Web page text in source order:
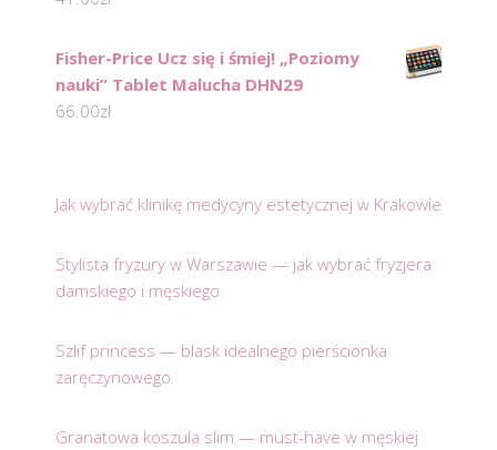
Fisher-Price Ucz się i śmiej! „Poziomy
nauki” Tablet Malucha DHN29
66.00zł
Jak wybrać klinikę medycyny estetycznej w Krakowie
Stylista fryzury w Warszawie — jak wybrać fryzjera
damskiego i męskiego
Szlif princess — blask idealnego pierścionka
zaręczynowego
Granatowa koszula slim — must-have w męskiej